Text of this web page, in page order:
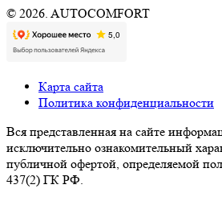
© 2026. AUTOCOMFORT
Карта сайта
Политика конфиденциальности
Вся представленная на сайте
исключительно ознакомительный
публичной офертой, определяемой
437(2) ГК РФ.